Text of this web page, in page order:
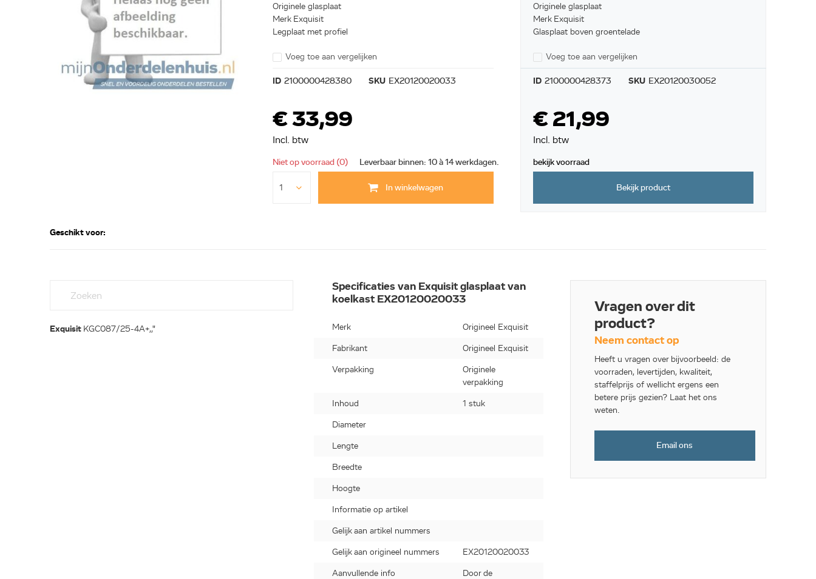
Originele glasplaat
Merk Exquisit
Legplaat met profiel
Voeg toe aan vergelijken
ID 2100000428380 SKU EX20120020033
€ 33,99
Incl. btw
Niet op voorraad (0) Leverbaar binnen: 10 à 14 werkdagen.
In winkelwagen
Originele glasplaat
Merk Exquisit
Glasplaat boven groentelade
Voeg toe aan vergelijken
ID 2100000428373 SKU EX20120030052
€ 21,99
Incl. btw
bekijk voorraad
Bekijk product
Geschikt voor:
Exquisit KGC087/25-4A+,,"
Specificaties van Exquisit glasplaat van
koelkast EX20120020033
Merk Origineel Exquisit
Fabrikant Origineel Exquisit
Verpakking
Originele
verpakking
Inhoud 1 stuk
Diameter
Lengte
Breedte
Hoogte
Informatie op artikel
Gelijk aan artikel nummers
Gelijk aan origineel nummers EX20120020033
Aanvullende info
Door de
Vragen over dit
product?
Neem contact op
Heeft u vragen over bijvoorbeeld: de
voorraden, levertijden, kwaliteit,
staffelprijs of wellicht ergens een
betere prijs gezien? Laat het ons
weten.
Email ons